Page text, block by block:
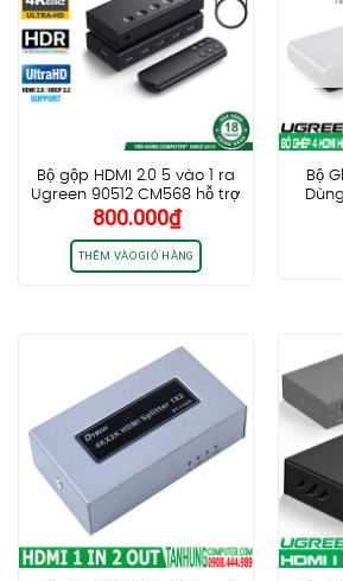
Bộ gộp HDMI 2.0 5 vào 1 ra
Ugreen 90512 CM568 hỗ trợ
4k60hz, 3D CEC HDR HDCP
800.000₫
THÊM VÀO GIỎ HÀNG
Bộ